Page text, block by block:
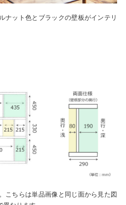
ナット色とブラックの壁板がインテリ
こちらは単品画像と同じ面から見た図